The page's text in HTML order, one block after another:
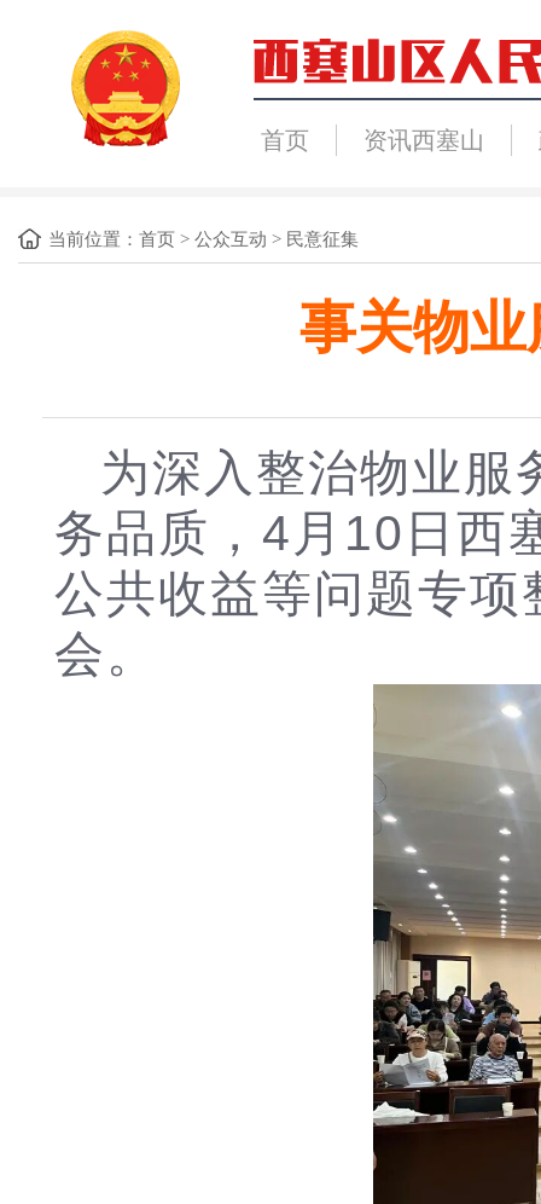
首页 资讯西塞山
当前位置： 首页 > 公众互动 > 民意征集
事关物
为深入整治物业服
务品质，4月10日西
公共收益等问题专
会。